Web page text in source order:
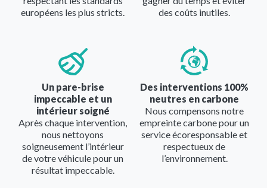
européens les plus stricts.
des coûts inutiles.
Un pare-brise
impeccable et un
intérieur soigné
Après chaque intervention,
nous nettoyons
soigneusement l’intérieur
de votre véhicule pour un
résultat impeccable.
Des interventions 100%
neutres en carbone
Nous compensons notre
empreinte carbone pour un
service écoresponsable et
respectueux de
l’environnement.